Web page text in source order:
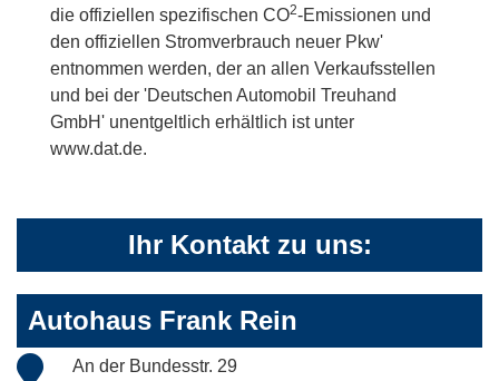
die offiziellen spezifischen CO2-Emissionen und
den offiziellen Stromverbrauch neuer Pkw'
entnommen werden, der an allen Verkaufsstellen
und bei der 'Deutschen Automobil Treuhand
GmbH' unentgeltlich erhältlich ist unter
www.dat.de.
Ihr Kontakt zu uns:
Autohaus Frank Rein
An der Bundesstr. 29